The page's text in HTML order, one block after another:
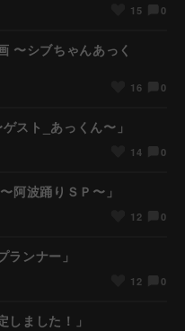
15 0
〜シブちゃんあっく
16 0
スト_あっくん〜」
14 0
阿波踊りＳＰ〜」
12 0
ンナー」
12 0
ました！」